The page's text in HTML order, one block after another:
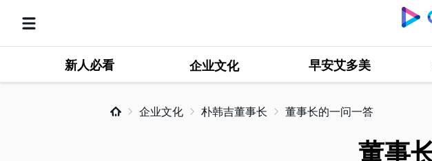
新人必看 企业文化 早安艾多美
企业文化 朴韩吉董事长 董事长的一问一答
董事